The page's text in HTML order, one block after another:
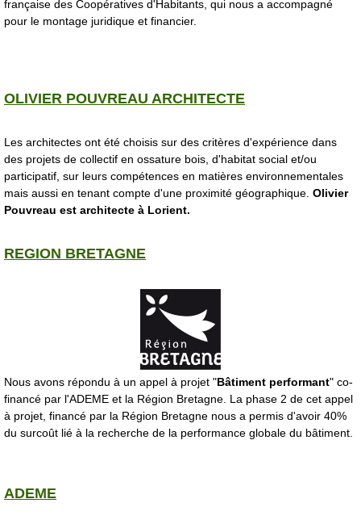
française des Coopératives d'Habitants, qui nous a accompagné
pour le montage juridique et financier.
OLIVIER POUVREAU ARCHITECTE
Les architectes ont été choisis sur des critères d'expérience dans
des projets de collectif en ossature bois, d'habitat social et/ou
participatif, sur leurs compétences en matières environnementales
mais aussi en tenant compte d'une proximité géographique. Olivier
Pouvreau est architecte à Lorient.
REGION BRETAGNE
Nous avons répondu à un appel à projet "Bâtiment performant" co-
financé par l'ADEME et la Région Bretagne. La phase 2 de cet appel
à projet, financé par la Région Bretagne nous a permis d'avoir 40%
du surcoût lié à la recherche de la performance globale du bâtiment.
ADEME